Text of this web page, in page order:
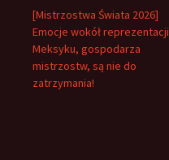
[Mistrzostwa Świata 2026]
Emocje wokół reprezentacji
Meksyku, gospodarza
mistrzostw, są nie do
zatrzymania!